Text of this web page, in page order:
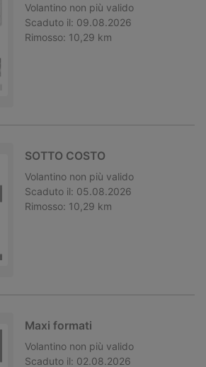
Volantino non più valido
Scaduto il: 09.08.2026
Rimosso: 10,29 km
SOTTO COSTO
Volantino non più valido
Scaduto il: 05.08.2026
Rimosso: 10,29 km
Maxi formati
Volantino non più valido
Scaduto il: 02.08.2026